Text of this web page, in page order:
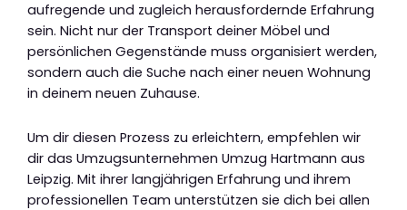
aufregende und zugleich herausfordernde Erfahrung
sein. Nicht nur der Transport deiner Möbel und
persönlichen Gegenstände muss organisiert werden,
sondern auch die Suche nach einer neuen Wohnung
in deinem neuen Zuhause.
Um dir diesen Prozess zu erleichtern, empfehlen wir
dir das Umzugsunternehmen Umzug Hartmann aus
Leipzig. Mit ihrer langjährigen Erfahrung und ihrem
professionellen Team unterstützen sie dich bei allen